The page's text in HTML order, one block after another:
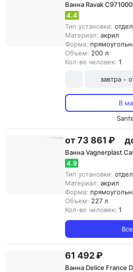
Ванна Ravak
4.4
Тип установки:
Материал: акрил
Форма:
Объем: 200 л
Кол-во человек: 1
завтра •
В
от 73 861 ₽
Ванна Vagnerplast
4.9
Тип установки:
Материал: акрил
Форма:
Объем: 227 л
Кол-во человек: 1
61 492 ₽
Ванна Delice France